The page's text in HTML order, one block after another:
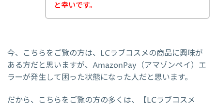
と幸いです。
今、こちらをご覧の方は、LCラブコスメの商品に興味が
ある方だと思いますが、AmazonPay（アマゾンペイ）エ
ラーが発生して困った状態になった人だと思います。
だから、こちらをご覧の方の多くは、【LCラブコスメ